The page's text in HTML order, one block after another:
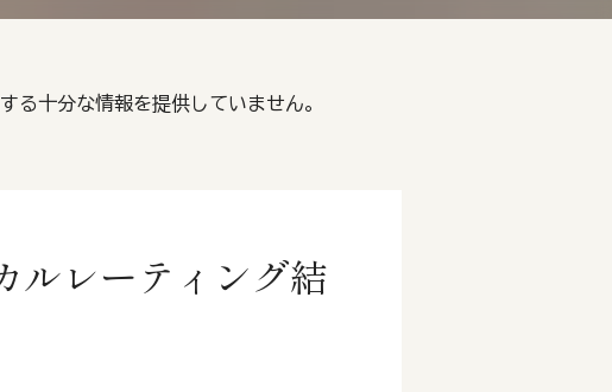
る十分な情報を提供していません。
ルレーティング結